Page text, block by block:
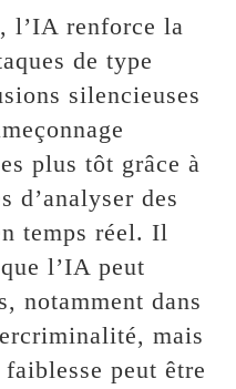
l’IA renforce la
de type
silencieuses
plus tôt grâce à
d’analyser des
temps réel. Il
l’IA peut
notamment dans
mais
peut être